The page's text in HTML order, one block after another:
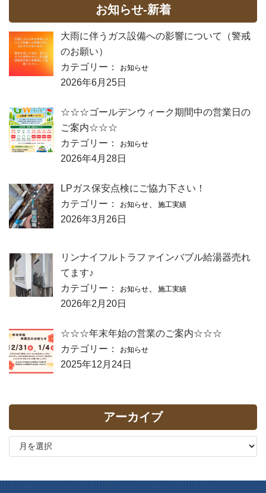
お知らせ-新着
大雨に伴うガス設備への影響について（警戒
のお願い）
カテゴリー：
お知らせ
2026年6月25日
☆☆☆ゴールデンウィーク期間中の営業日の
ご案内☆☆☆
カテゴリー：
お知らせ
2026年4月28日
LPガス保安点検にご協力下さい！
カテゴリー：
お知らせ 施工実績
2026年3月26日
リンナイフルトラファインバブル給湯器売れ
てます♪
カテゴリー：
お知らせ 施工実績
2026年2月20日
☆☆☆年末年始の営業のご案内☆☆☆
カテゴリー：
お知らせ
2025年12月24日
アーカイブ